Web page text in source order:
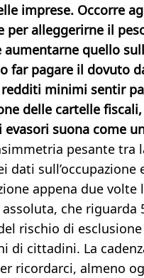
imprese. Occorre
per alleggerirne il
aumentarne quello
far pagare il dovuto
redditi minimi sentir
delle cartelle
evasori suona come
pesante tra
dati sull’occupazione
appena due volte
che riguarda
rischio di
di cittadini. La
ricordarci, almeno